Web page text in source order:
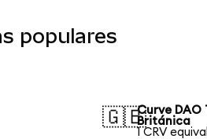
populares
🇬🇧Curve DAO
Británica
1 CRV